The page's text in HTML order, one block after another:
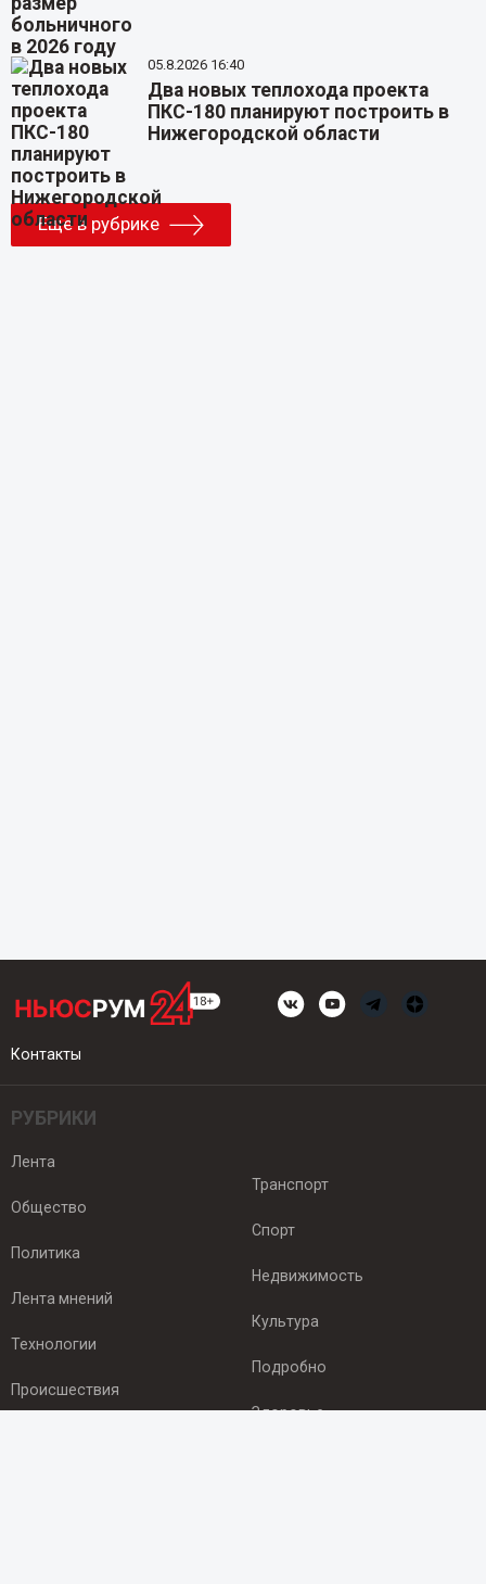
05.8.2026 16:40
Два новых теплохода проекта
ПКС-180 планируют построить в
Нижегородской области
Еще в рубрике
Контакты
РУБРИКИ
Лента
Общество
Политика
Лента мнений
Технологии
Происшествия
Транспорт
Спорт
Недвижимость
Культура
Подробно
Здоровье